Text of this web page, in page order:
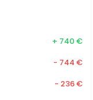
+ 740 €
- 744 €
- 236 €